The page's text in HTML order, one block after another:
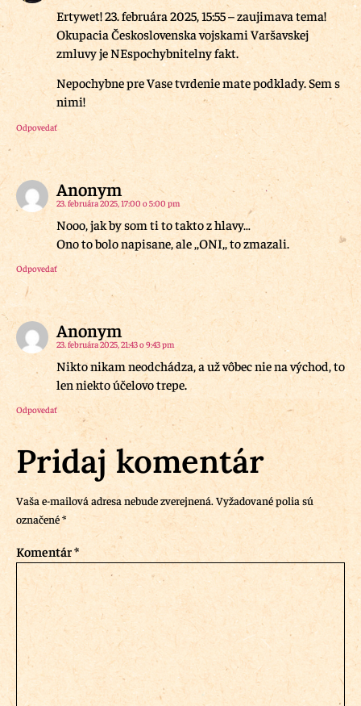
Ertywet! 23. februára 2025, 15:55 – zaujimava tema!
Okupacia Československa vojskami Varšavskej
zmluvy je NEspochybnitelny fakt.
Nepochybne pre Vase tvrdenie mate podklady. Sem s
nimi!
Odpovedať
Anonym
23. februára 2025, 17:00 o 5:00 pm
Nooo, jak by som ti to takto z hlavy…
Ono to bolo napisane, ale ,,ONI,, to zmazali.
Odpovedať
Anonym
23. februára 2025, 21:43 o 9:43 pm
Nikto nikam neodchádza, a už vôbec nie na východ, to
len niekto účelovo trepe.
Odpovedať
Pridaj komentár
Vaša e-mailová adresa nebude zverejnená. Vyžadované polia sú
označené*
Komentár*